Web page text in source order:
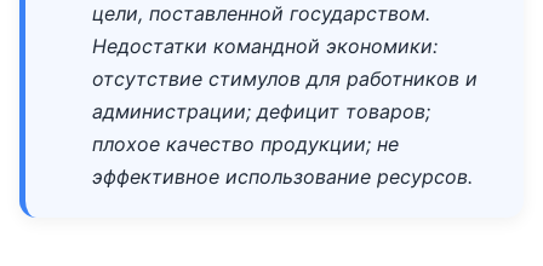
цели, поставленной государством.
Недостатки командной экономики:
отсутствие стимулов для работников и
администрации; дефицит товаров;
плохое качество продукции; не
эффективное использование ресурсов.